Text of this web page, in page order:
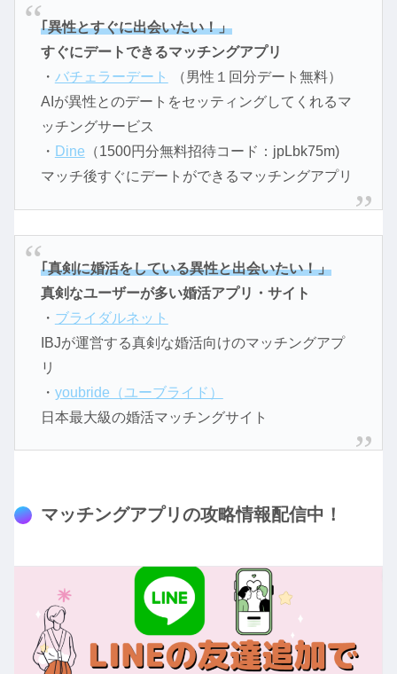
｢異性とすぐに出会いたい！」
すぐにデートできるマッチングアプリ
・ バチェラーデート
（男性１回分デート無料）
AIが異性とのデートをセッティングしてくれるマ
ッチングサービス
・ Dine （1500円分無料招待コード：jpLbk75m)
マッチ後すぐにデートができるマッチングアプリ
｢真剣に婚活をしている異性と出会いたい！」
真剣なユーザーが多い婚活アプリ・サイト
・ ブライダルネット
IBJが運営する真剣な婚活向けのマッチングアプ
リ
・ youbride（ユーブライド）
日本最大級の婚活マッチングサイト
マッチングアプリの攻略情報配信中！